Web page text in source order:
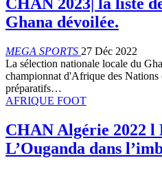
CHAN 2023| la liste
Ghana dévoilée.
MEGA SPORTS 27 Déc 2022
La sélection nationale locale du
championnat d'Afrique des
préparatifs…
AFRIQUE FOOT
CHAN Algérie 2022 l
L’Ouganda dans